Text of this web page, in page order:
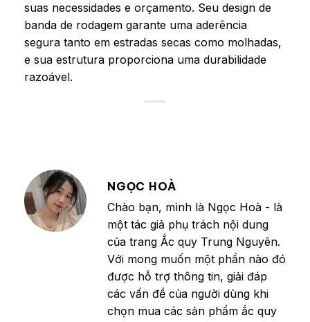
suas necessidades e orçamento. Seu design de
banda de rodagem garante uma aderência
segura tanto em estradas secas como molhadas,
e sua estrutura proporciona uma durabilidade
razoável.
NGỌC HOÀ
Chào bạn, mình là Ngọc Hoà - là
một tác giả phụ trách nội dung
của trang Ắc quy Trung Nguyên.
Với mong muốn một phần nào đó
được hỗ trợ thông tin, giải đáp
các vấn đề của người dùng khi
chọn mua các sản phẩm ắc quy